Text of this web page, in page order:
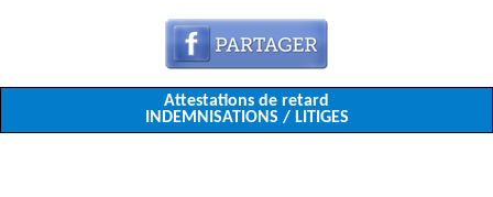
Attestations de retard
INDEMNISATIONS / LITIGES